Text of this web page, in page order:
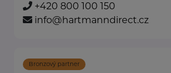
+420 800 100 150
info@hartmanndirect.cz
Bronzový partner